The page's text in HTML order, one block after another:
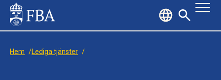
Hem /Lediga tjänster /